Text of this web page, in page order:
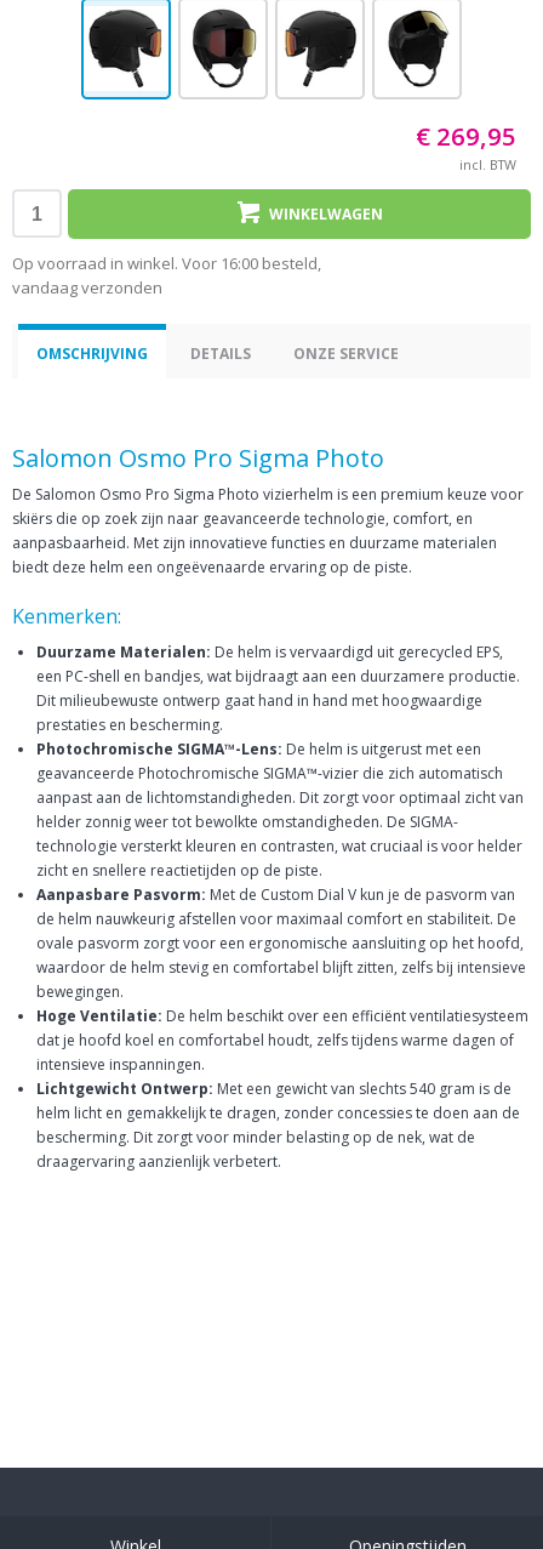
€ 269,95
incl. BTW
WINKELWAGEN
Op voorraad in winkel. Voor 16:00 besteld,
vandaag verzonden
OMSCHRIJVING DETAILS ONZE SERVICE
Salomon Osmo Pro Sigma Photo
De Salomon Osmo Pro Sigma Photo vizierhelm is een premium keuze voor
skiërs die op zoek zijn naar geavanceerde technologie, comfort, en
aanpasbaarheid. Met zijn innovatieve functies en duurzame materialen
biedt deze helm een ongeëvenaarde ervaring op de piste.
Kenmerken:
Duurzame Materialen: De helm is vervaardigd uit gerecycled EPS,
een PC-shell en bandjes, wat bijdraagt aan een duurzamere productie.
Dit milieubewuste ontwerp gaat hand in hand met hoogwaardige
prestaties en bescherming.
Photochromische SIGMA™-Lens: De helm is uitgerust met een
geavanceerde Photochromische SIGMA™-vizier die zich automatisch
aanpast aan de lichtomstandigheden. Dit zorgt voor optimaal zicht van
helder zonnig weer tot bewolkte omstandigheden. De SIGMA-
technologie versterkt kleuren en contrasten, wat cruciaal is voor helder
zicht en snellere reactietijden op de piste.
Aanpasbare Pasvorm: Met de Custom Dial V kun je de pasvorm van
de helm nauwkeurig afstellen voor maximaal comfort en stabiliteit. De
ovale pasvorm zorgt voor een ergonomische aansluiting op het hoofd,
waardoor de helm stevig en comfortabel blijft zitten, zelfs bij intensieve
bewegingen.
Hoge Ventilatie: De helm beschikt over een efficiënt ventilatiesysteem
dat je hoofd koel en comfortabel houdt, zelfs tijdens warme dagen of
intensieve inspanningen.
Lichtgewicht Ontwerp: Met een gewicht van slechts 540 gram is de
helm licht en gemakkelijk te dragen, zonder concessies te doen aan de
bescherming. Dit zorgt voor minder belasting op de nek, wat de
draagervaring aanzienlijk verbetert.